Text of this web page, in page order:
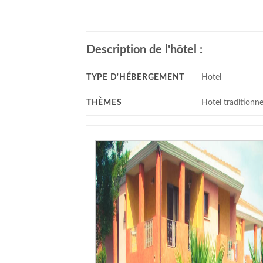
Description de l'hôtel :
TYPE D'HÉBERGEMENT Hotel
THÈMES Hotel